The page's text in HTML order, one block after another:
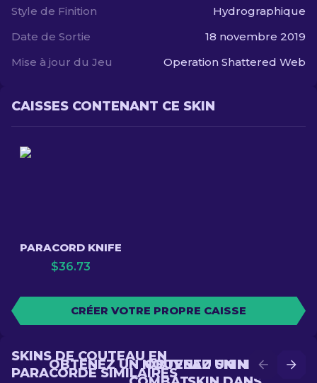
Style de Finition
Hydrographique
Date de Sortie
18 novembre 2019
Mise à jour du Jeu
Operation Shattered Web
CAISSES CONTENANT CE SKIN
PARACORD KNIFE
$36.73
CRÉER VOTRE PROPRE CAISSE
OBTENEZ UN MEILLEUR
OBTENEZ UN NOUVEAU SKIN EN
SKINS DE COUTEAU EN
PARACORDE SIMILAIRES